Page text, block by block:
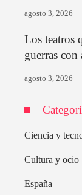
agosto 3, 2026
Los teatros
guerras
agosto 3, 2026
Ciencia y
Cultura y ocio
España